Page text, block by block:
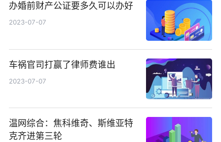
办婚前财产公证要多久可以办好
2023-07-07
车祸官司打赢了律师费谁出
2023-07-07
温网综合：焦科维奇、斯维亚特
克齐进第三轮